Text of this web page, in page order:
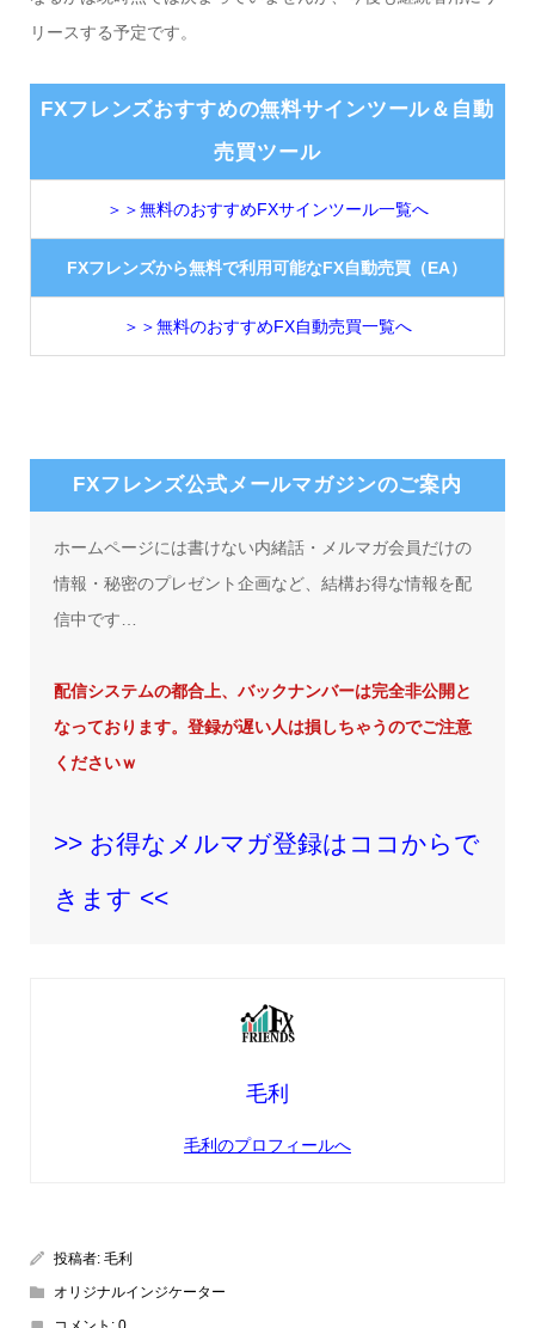
リースする予定です。
FXフレンズおすすめの無料サインツール＆自動
売買ツール
＞＞無料のおすすめFXサインツール一覧へ
FXフレンズから無料で利用可能なFX自動売買（EA）
＞＞無料のおすすめFX自動売買一覧へ
FXフレンズ公式メールマガジンのご案内
ホームページには書けない内緒話・メルマガ会員だけの
情報・秘密のプレゼント企画など、結構お得な情報を配
信中です…
配信システムの都合上、バックナンバーは完全非公開と
なっております。登録が遅い人は損しちゃうのでご注意
くださいｗ
>> お得なメルマガ登録はココからで
きます <<
毛利
毛利のプロフィールへ
投稿者: 毛利
オリジナルインジケーター